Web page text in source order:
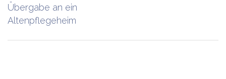
Übergabe an ein
Altenpflegeheim